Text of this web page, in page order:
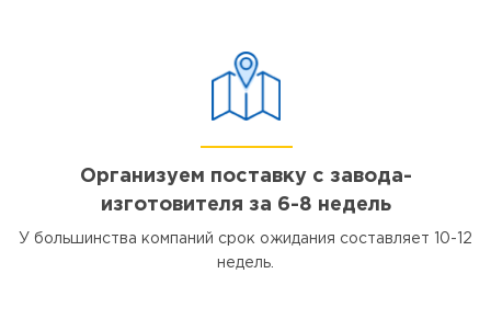
Организуем поставку с завода-
изготовителя за 6-8 недель
У большинства компаний срок ожидания составляет 10-12
недель.